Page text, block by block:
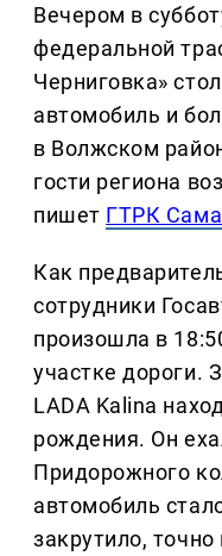
Вечером в
федеральной
Черниговка»
автомобиль и
в Волжском
гости региона
пишет ГТРК
Как
сотрудники
произошла в
участке дороги.
LADA Kalina
рождения. Он
Придорожного
автомобиль
закрутило,